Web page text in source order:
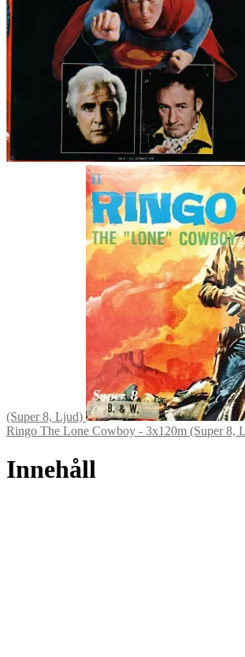
(Super 8, Ljud)
Ringo The Lone Cowboy - 3x120m (Super 8,
Innehåll